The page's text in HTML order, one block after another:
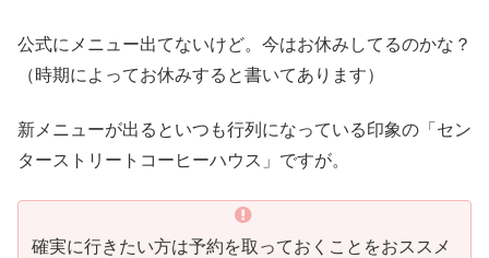
公式にメニュー出てないけど。今はお休みしてるのかな？
（時期によってお休みすると書いてあります）
新メニューが出るといつも行列になっている印象の「セン
ターストリートコーヒーハウス」ですが。
確実に行きたい方は予約を取っておくことをおススメ